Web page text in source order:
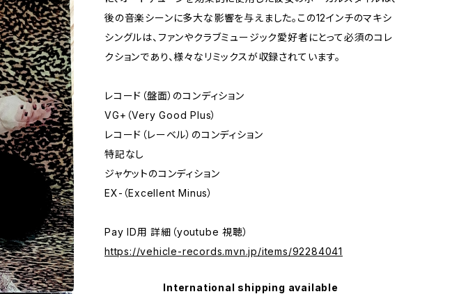
後の音楽シーンに多大な影響を与えました。この12インチのマキシ
シングルは、ファンやクラブミュージック愛好者にとって必須のコレ
クションであり、様々なリミックスが収録されています。
レコード（盤面）のコンディション
VG+（Very Good Plus）
レコード（レーベル）のコンディション
特記なし
ジャケットのコンディション
EX-（Excellent Minus）
Pay ID用 詳細（youtube 視聴）
https://vehicle-records.mvn.jp/items/92284041
International shipping available